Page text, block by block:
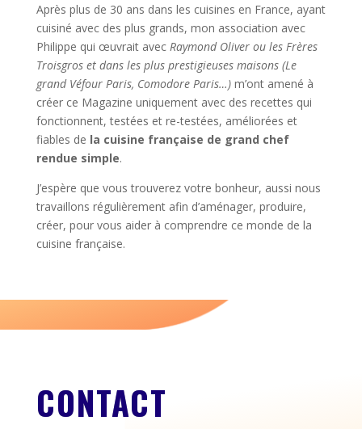
Après plus de 30 ans dans les cuisines en France, ayant
cuisiné avec des plus grands, mon association avec
Philippe qui œuvrait avec Raymond Oliver ou les Frères
Troisgros et dans les plus prestigieuses maisons (Le
grand Véfour Paris, Comodore Paris…)m’ont amené à
créer ce Magazine uniquement avec des recettes qui
fonctionnent, testées et re-testées, améliorées et
fiables de la cuisine française de grand chef
rendue simple.
J’espère que vous trouverez votre bonheur, aussi nous
travaillons régulièrement afin d’aménager, produire,
créer, pour vous aider à comprendre ce monde de la
cuisine française.
CONTACT